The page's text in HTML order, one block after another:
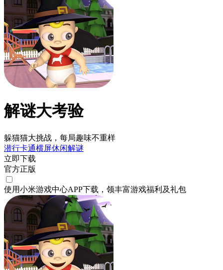
解谜大考验
躲猫猫大挑战，每局趣味不重样
潜行卡通横屏休闲解谜
立即下载
官方正版
使用小米游戏中心APP下载 ，领丰富游戏福利 及礼包